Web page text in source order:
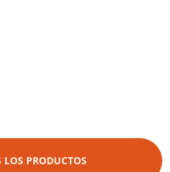
LOS PRODUCTOS